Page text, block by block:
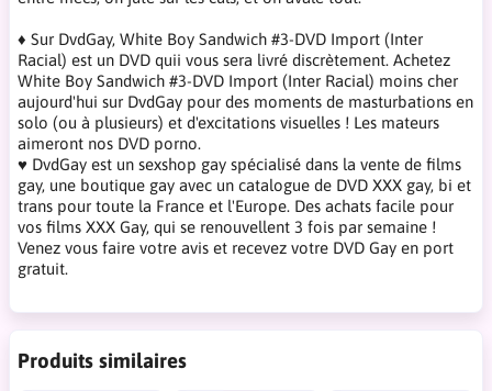
♦ Sur DvdGay, White Boy Sandwich #3-DVD Import (Inter
Racial) est un DVD quii vous sera livré discrètement. Achetez
White Boy Sandwich #3-DVD Import (Inter Racial) moins cher
aujourd'hui sur DvdGay pour des moments de masturbations en
solo (ou à plusieurs) et d'excitations visuelles ! Les mateurs
aimeront nos DVD porno.
♥ DvdGay est un sexshop gay spécialisé dans la vente de films
gay, une boutique gay avec un catalogue de DVD XXX gay, bi et
trans pour toute la France et l'Europe. Des achats facile pour
vos films XXX Gay, qui se renouvellent 3 fois par semaine !
Venez vous faire votre avis et recevez votre DVD Gay en port
gratuit.
Produits similaires